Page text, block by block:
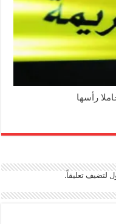
رأسها
لتضيف تعليقاً.